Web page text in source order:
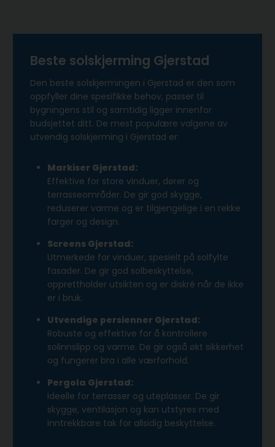
Beste solskjerming Gjerstad
Den beste solskjermingen i Gjerstad er den som
oppfyller dine spesifikke behov, passer til
bygningens stil og samtidig ligger innenfor
budsjettet ditt. De mest populære valgene av
utvendig solskjerming i Gjerstad er:
Markiser Gjerstad:
Effektive for store vinduer, dører og
terrasseområder. De gir god skygge,
reduserer varme og er tilgjengelige i en rekke
farger og design.
Screens Gjerstad:
Utmerkede for vinduer, spesielt på solfylte
fasader. De gir god solbeskyttelse,
opprettholder utsikten og er diskré når de ikke
er i bruk.
Utvendige persienner Gjerstad:
Robuste og effektive for å kontrollere
solinnslipp og varme. De gir også økt sikkerhet
og fungerer bra i alle værforhold.
Pergola Gjerstad:
Ideelle for terrasser og uteplasser. De gir
skygge, ventilasjon og kan utstyres med
inntrekkbare tak for allsidig beskyttelse.